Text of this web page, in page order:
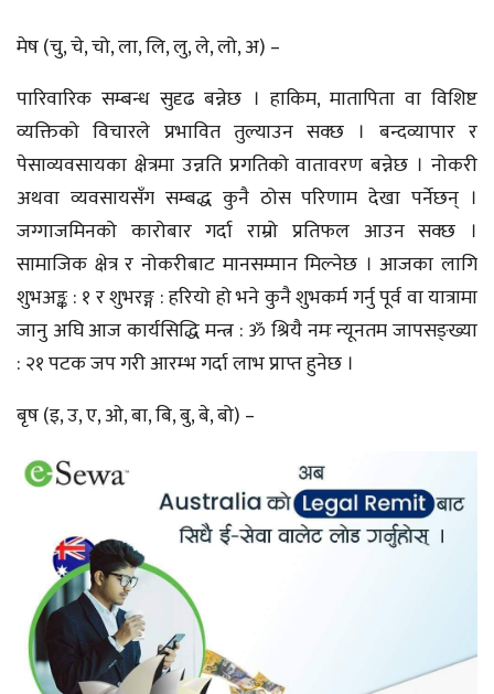
मेष (चु, चे, चो, ला, लि, लु, ले, लो, अ) –
पारिवारिक सम्बन्ध सुदृढ बन्नेछ । हाकिम, मातापिता वा विशिष्ट
व्यक्तिको विचारले प्रभावित तुल्याउन सक्छ । बन्दव्यापार र
पेसाव्यवसायका क्षेत्रमा उन्नति प्रगतिको वातावरण बन्नेछ । नोकरी
अथवा व्यवसायसँग सम्बद्ध कुनै ठोस परिणाम देखा पर्नेछन् ।
जग्गाजमिनको कारोबार गर्दा राम्रो प्रतिफल आउन सक्छ ।
सामाजिक क्षेत्र र नोकरीबाट मानसम्मान मिल्नेछ । आजका लागि
शुभअङ्क : १ र शुभरङ्ग : हरियो हो भने कुनै शुभकर्म गर्नु पूर्व वा यात्रामा
जानु अघि आज कार्यसिद्धि मन्त्र : ॐ श्रियै नमः न्यूनतम जापसङ्ख्या
: २१ पटक जप गरी आरम्भ गर्दा लाभ प्राप्त हुनेछ ।
बृष (इ, उ, ए, ओ, बा, बि, बु, बे, बो) –